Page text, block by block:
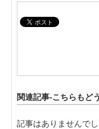
関連記事-こちらもど
記事はありませんで